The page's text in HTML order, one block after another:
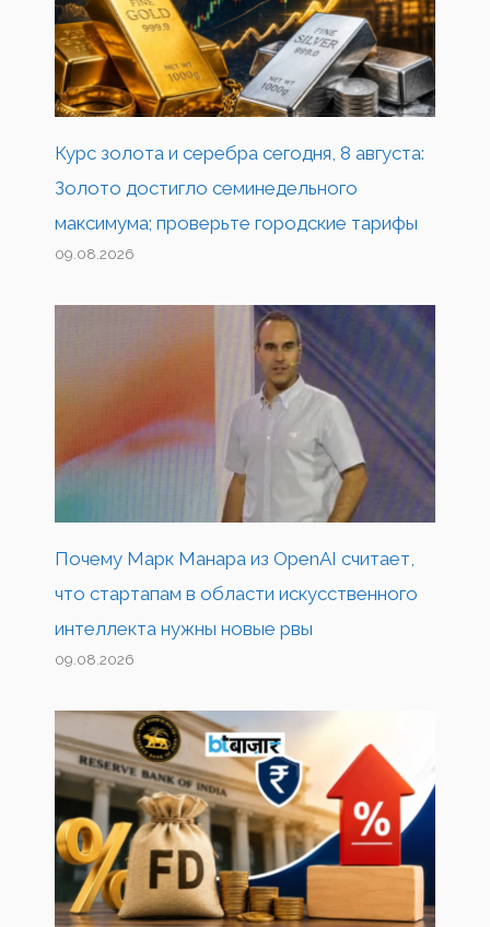
Курс золота и серебра сегодня, 8 августа:
Золото достигло семинедельного
максимума; проверьте городские тарифы
09.08.2026
Почему Марк Манара из OpenAI считает,
что стартапам в области искусственного
интеллекта нужны новые рвы
09.08.2026